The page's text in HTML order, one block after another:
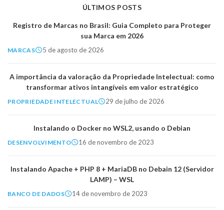
ÚLTIMOS POSTS
Registro de Marcas no Brasil: Guia Completo para Proteger
sua Marca em 2026
MARCAS 5 de agosto de 2026
A importância da valoração da Propriedade Intelectual: como
transformar ativos intangíveis em valor estratégico
PROPRIEDADE INTELECTUAL 29 de julho de 2026
Instalando o Docker no WSL2, usando o Debian
DESENVOLVIMENTO 16 de novembro de 2023
Instalando Apache + PHP 8 + MariaDB no Debain 12 (Servidor
LAMP) – WSL
BANCO DE DADOS 14 de novembro de 2023